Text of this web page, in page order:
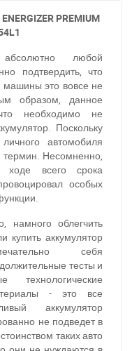
PREMIUM
любой
подтвердить, что
машины это вовсе не
образом, данное
необходимо не
Поскольку
автомобиля
термин. Несомненно,
всего срока
особых
намного облегчить
купить аккумулятор
себя
тесты и
технологические
- это все
аккумулятор
не подведет в
таких авто